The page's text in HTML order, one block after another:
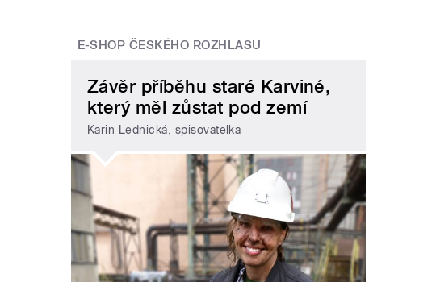
E-SHOP ČESKÉHO ROZHLASU
Závěr příběhu staré Karviné,
který měl zůstat pod zemí
Karin Lednická, spisovatelka